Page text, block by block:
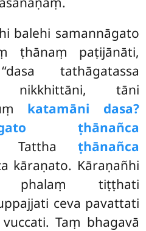
balehi samannāgato
ṭhānaṃ paṭijānāti,
tathāgatassa
nikkhittāni, tāni
katamāni dasa?
ṭhānañca
Tattha ṭhānañca
kāraṇato. Kāraṇañhi
phalaṃ tiṭṭhati
ceva pavattati
Taṃ bhagavā